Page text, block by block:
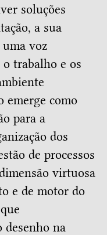
soluções
a sua
voz
trabalho e os
emerge como
para a
dos
de processos
virtuosa
e de motor do
desenho na